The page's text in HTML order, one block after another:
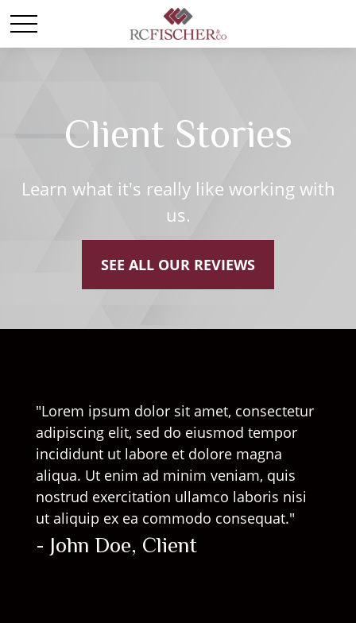
Client Stories
Learn what it's really like working with
us.
SEE ALL OUR REVIEWS
"Lorem ipsum dolor sit amet, consectetur
adipiscing elit, sed do eiusmod tempor
incididunt ut labore et dolore magna
aliqua. Ut enim ad minim veniam, quis
nostrud exercitation ullamco laboris nisi
ut aliquip ex ea commodo consequat."
- John Doe, Client